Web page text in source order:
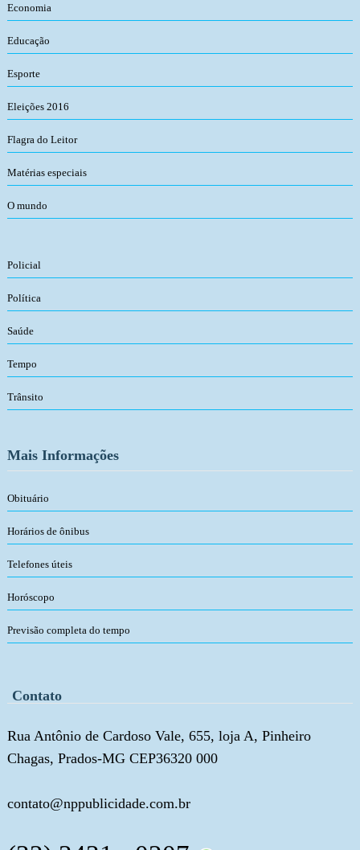
Economia
Educação
Esporte
Eleições 2016
Flagra do Leitor
Matérias especiais
O mundo
Policial
Política
Saúde
Tempo
Trânsito
Mais Informações
Obituário
Horários de ônibus
Telefones úteis
Horóscopo
Previsão completa do tempo
Contato
Rua Antônio de Cardoso Vale, 655, loja A, Pinheiro
Chagas, Prados-MG CEP36320 000
contato@nppublicidade.com.br